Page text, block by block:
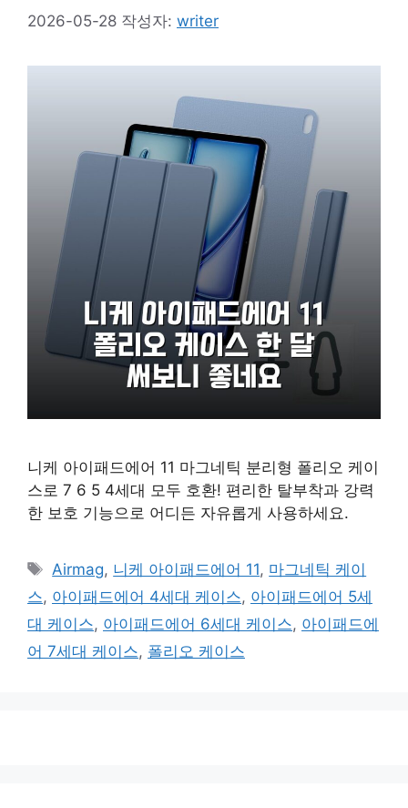
2026-05-28 작성자: writer
니케 아이패드에어 11 마그네틱 분리형 폴리오 케이
스로 7 6 5 4세대 모두 호환! 편리한 탈부착과 강력
한 보호 기능으로 어디든 자유롭게 사용하세요.
태
그
Airmag, 니케 아이패드에어 11, 마그네틱 케이
스, 아이패드에어 4세대 케이스, 아이패드에어 5세
대 케이스, 아이패드에어 6세대 케이스, 아이패드에
어 7세대 케이스, 폴리오 케이스